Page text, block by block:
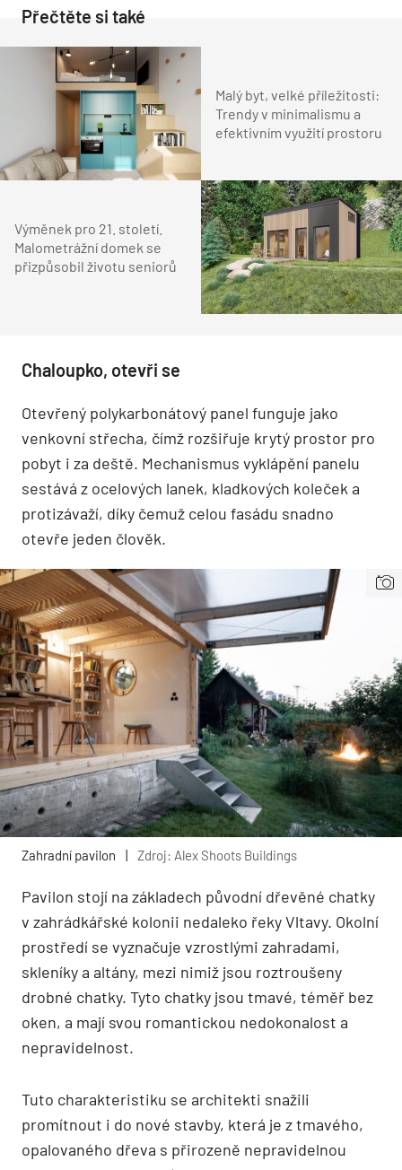
Přečtěte si také
Malý byt, velké příležitosti:
Trendy v minimalismu a
efektivním využití prostoru
Výměnek pro 21. století.
Malometrážní domek se
přizpůsobil životu seniorů
Chaloupko, otevři se
Otevřený polykarbonátový panel funguje jako
venkovní střecha, čímž rozšiřuje krytý prostor pro
pobyt i za deště. Mechanismus vyklápění panelu
sestává z ocelových lanek, kladkových koleček a
protizávaží, díky čemuž celou fasádu snadno
otevře jeden člověk.
Zahradní pavilon | Zdroj: Alex Shoots Buildings
Pavilon stojí na základech původní dřevěné chatky
v zahrádkářské kolonii nedaleko řeky Vltavy. Okolní
prostředí se vyznačuje vzrostlými zahradami,
skleníky a altány, mezi nimiž jsou roztroušeny
drobné chatky. Tyto chatky jsou tmavé, téměř bez
oken, a mají svou romantickou nedokonalost a
nepravidelnost.
Tuto charakteristiku se architekti snažili
promítnout i do nové stavby, která je z tmavého,
opalovaného dřeva s přirozeně nepravidelnou